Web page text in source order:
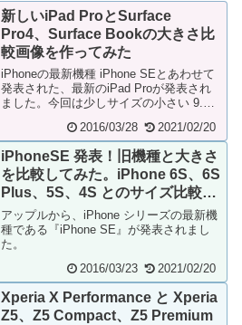
新しいiPad ProとSurface
Pro4、Surface Bookの大きさ比
較画像を作ってみた
iPhoneの最新機種 iPhone SEとあわせて
発表された、最新のiPad Proが発表され
ました。今回は少しサイズの小さい 9.7
2016/03/28 2021/02/20
iPhoneSE 発表！旧機種と大きさ
を比較してみた。iPhone 6S、6S
Plus、5S、4S とのサイズ比較画
像
アップルから、iPhone シリーズの最新機
種である『iPhone SE』が発表されまし
た。
2016/03/23 2021/02/20
Xperia X Performance と Xperia
Z5、Z5 Compact、Z5 Premium